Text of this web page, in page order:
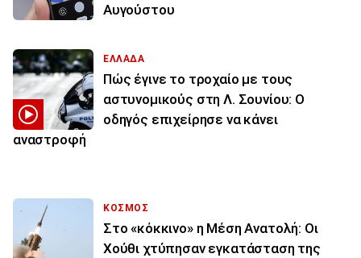
Αυγούστου
ΕΛΛΑΔΑ
Πώς έγινε το τροχαίο με τους
αστυνομικούς στη Λ. Σουνίου: Ο
οδηγός επιχείρησε να κάνει
αναστροφή
ΚΟΣΜΟΣ
Στο «κόκκινο» η Μέση Ανατολή: Οι
Χούθι χτύπησαν εγκατάσταση της